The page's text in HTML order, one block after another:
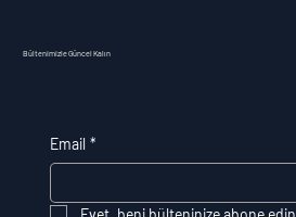
Bültenimizle Güncel Kalın
Email *